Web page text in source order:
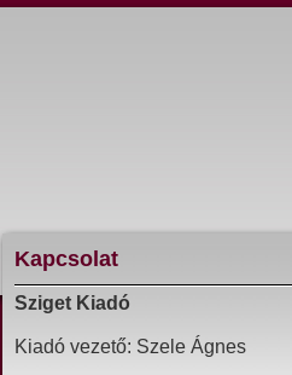
Kapcsolat
Sziget Kiadó
Kiadó vezető: Szele Ágnes